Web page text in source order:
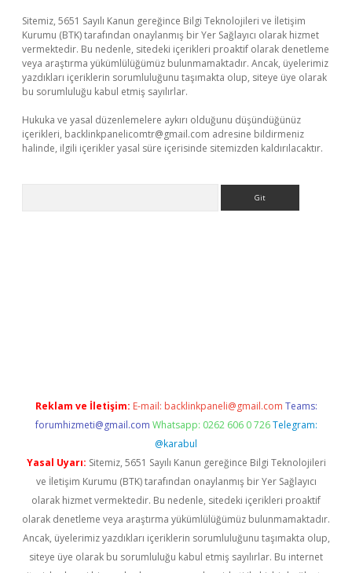
Sitemiz, 5651 Sayılı Kanun gereğince Bilgi Teknolojileri ve İletişim
Kurumu (BTK) tarafından onaylanmış bir Yer Sağlayıcı olarak hizmet
vermektedir. Bu nedenle, sitedeki içerikleri proaktif olarak denetleme
veya araştırma yükümlülüğümüz bulunmamaktadır. Ancak, üyelerimiz
yazdıkları içeriklerin sorumluluğunu taşımakta olup, siteye üye olarak
bu sorumluluğu kabul etmiş sayılırlar.
Hukuka ve yasal düzenlemelere aykırı olduğunu düşündüğünüz
içerikleri, backlinkpanelicomtr@gmail.com adresine bildirmeniz
halinde, ilgili içerikler yasal süre içerisinde sitemizden kaldırılacaktır.
Reklam ve İletişim: E-mail: backlinkpaneli@gmail.com Teams:
forumhizmeti@gmail.com Whatsapp: 0262 606 0 726 Telegram:
@karabul
Yasal Uyarı: Sitemiz, 5651 Sayılı Kanun gereğince Bilgi Teknolojileri
ve İletişim Kurumu (BTK) tarafından onaylanmış bir Yer Sağlayıcı
olarak hizmet vermektedir. Bu nedenle, sitedeki içerikleri proaktif
olarak denetleme veya araştırma yükümlülüğümüz bulunmamaktadır.
Ancak, üyelerimiz yazdıkları içeriklerin sorumluluğunu taşımakta olup,
siteye üye olarak bu sorumluluğu kabul etmiş sayılırlar. Bu internet